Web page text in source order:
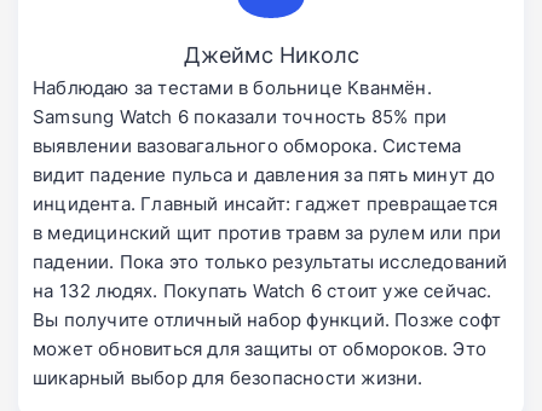
Джеймс Николс
Наблюдаю за тестами в больнице Кванмён.
Samsung Watch 6 показали точность 85% при
выявлении вазовагального обморока. Система
видит падение пульса и давления за пять минут до
инцидента. Главный инсайт: гаджет превращается
в медицинский щит против травм за рулем или при
падении. Пока это только результаты исследований
на 132 людях. Покупать Watch 6 стоит уже сейчас.
Вы получите отличный набор функций. Позже софт
может обновиться для защиты от обмороков. Это
шикарный выбор для безопасности жизни.